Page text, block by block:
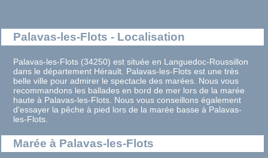
Palavas-les-Flots - Localisation
Palavas-les-Flots (34250) est située en Languedoc-Roussillon
dans le département Hérault. Palavas-les-Flots est une très
belle ville pour admirer le spectacle des marées. Nous vous
recommandons les ballades en bord de mer lors de la marée
haute à Palavas-les-Flots. Nous vous conseillons également
d'essayer la pêche à pied lors de la marée basse à Palavas-
les-Flots.
Marée à Palavas-les-Flots